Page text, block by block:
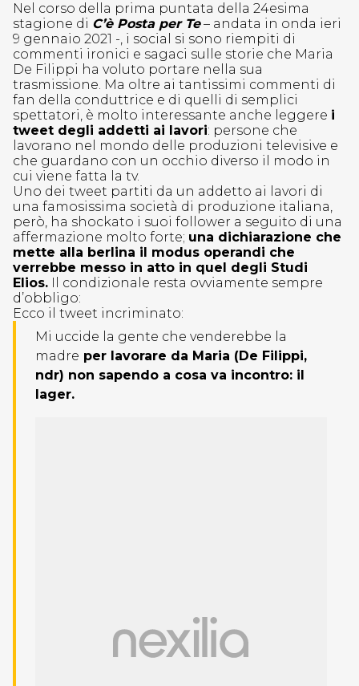
Nel corso della prima puntata della 24esima
stagione di C’è Posta per Te– andata in onda ieri
9 gennaio 2021 -, i social si sono riempiti di
commenti ironici e sagaci sulle storie che Maria
De Filippi ha voluto portare nella sua
trasmissione. Ma oltre ai tantissimi commenti di
fan della conduttrice e di quelli di semplici
spettatori, è molto interessante anche leggere i
tweet degli addetti ai lavori: persone che
lavorano nel mondo delle produzioni televisive e
che guardano con un occhio diverso il modo in
cui viene fatta la tv.
Uno dei tweet partiti da un addetto ai lavori di
una famosissima società di produzione italiana,
però, ha shockato i suoi follower a seguito di una
affermazione molto forte; una dichiarazione che
mette alla berlina il modus operandi che
verrebbe messo in atto in quel degli Studi
Elios. Il condizionale resta ovviamente sempre
d’obbligo:
Ecco il tweet incriminato:
Mi uccide la gente che venderebbe la
madre per lavorare da Maria (De Filippi,
ndr) non sapendo a cosa va incontro: il
lager.